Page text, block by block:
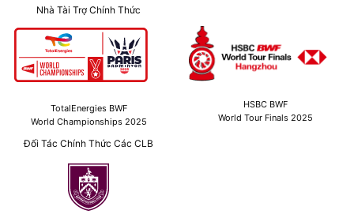
Nhà Tài Trợ Chính Thức
TotalEnergies BWF
World Championships 2025
HSBC BWF
World Tour Finals 2025
Đối Tác Chính Thức Các CLB